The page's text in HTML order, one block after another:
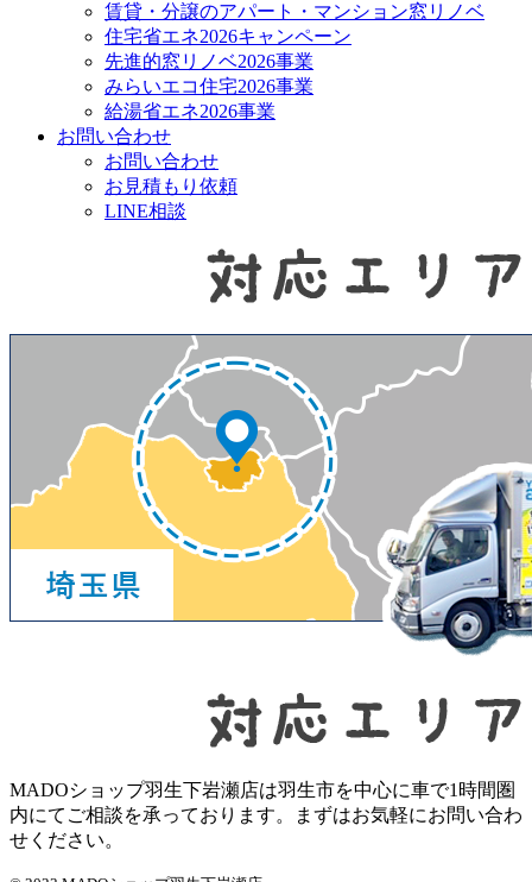
賃貸・分譲のアパート・マンション窓リノベ
住宅省エネ2026キャンペーン
先進的窓リノベ2026事業
みらいエコ住宅2026事業
給湯省エネ2026事業
お問い合わせ
お問い合わせ
お見積もり依頼
LINE相談
MADOショップ羽生下岩瀬店は羽生市を中心に車で1時間圏
内にてご相談を承っております。まずはお気軽にお問い合わ
せください。